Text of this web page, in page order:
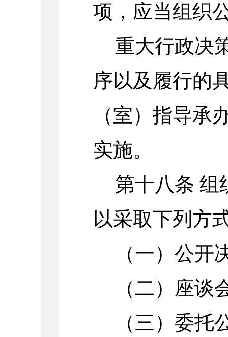
项，应当组织
重大行政决
序以及履行的
（室）指导承
实施。
第十八条 组
以采取下列方
（一）公开
（二）座谈
（三）委